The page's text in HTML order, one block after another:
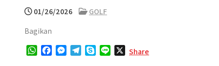
01/26/2026
GOLF
Bagikan
W
Share